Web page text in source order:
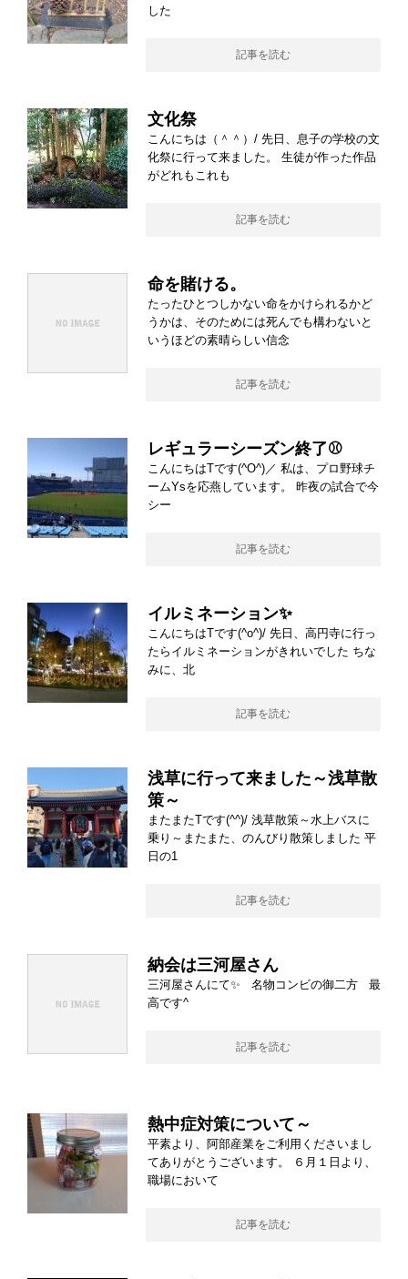
した
記事を読む
文化祭
こんにちは（＾＾）/ 先日、息子の学校の文
化祭に行って来ました。 生徒が作った作品
がどれもこれも
記事を読む
命を賭ける。
たったひとつしかない命をかけられるかど
うかは、そのためには死んでも構わないと
いうほどの素晴らしい信念
記事を読む
レギュラーシーズン終了⚾
こんにちはTです(^O^)／ 私は、プロ野球チ
ームYsを応燕しています。 昨夜の試合で今
シー
記事を読む
イルミネーション✨
こんにちはTです(^o^)/ 先日、高円寺に行っ
たらイルミネーションがきれいでした ちな
みに、北
記事を読む
浅草に行って来ました～浅草散
策～
またまたTです(^^)/ 浅草散策～水上バスに
乗り～またまた、のんびり散策しました 平
日の1
記事を読む
納会は三河屋さん
三河屋さんにて✨ 名物コンビの御二方 最
高です^
記事を読む
熱中症対策について～
平素より、阿部産業をご利用くださいまし
てありがとうございます。 ６月１日より、
職場において
記事を読む